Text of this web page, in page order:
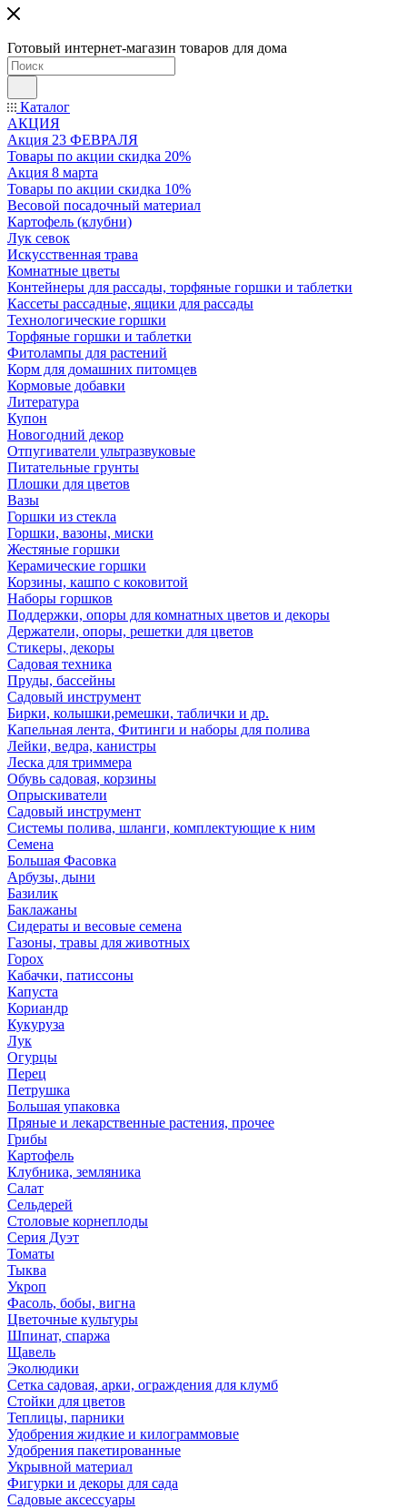
Готовый интернет-магазин товаров для дома
Каталог
АКЦИЯ
Акция 23 ФЕВРАЛЯ
Товары по акции скидка 20%
Акция 8 марта
Товары по акции скидка 10%
Весовой посадочный материал
Картофель (клубни)
Лук севок
Искусственная трава
Комнатные цветы
Контейнеры для рассады, торфяные горшки и таблетки
Кассеты рассадные, ящики для рассады
Технологические горшки
Торфяные горшки и таблетки
Фитолампы для растений
Корм для домашних питомцев
Кормовые добавки
Литература
Купон
Новогодний декор
Отпугиватели ультразвуковые
Питательные грунты
Плошки для цветов
Вазы
Горшки из стекла
Горшки, вазоны, миски
Жестяные горшки
Керамические горшки
Корзины, кашпо с коковитой
Наборы горшков
Поддержки, опоры для комнатных цветов и декоры
Держатели, опоры, решетки для цветов
Стикеры, декоры
Садовая техника
Пруды, бассейны
Садовый инструмент
Бирки, колышки,ремешки, таблички и др.
Капельная лента, Фитинги и наборы для полива
Лейки, ведра, канистры
Леска для триммера
Обувь садовая, корзины
Опрыскиватели
Садовый инструмент
Системы полива, шланги, комплектующие к ним
Семена
Большая Фасовка
Арбузы, дыни
Базилик
Баклажаны
Сидераты и весовые семена
Газоны, травы для животных
Горох
Кабачки, патиссоны
Капуста
Кориандр
Кукуруза
Лук
Огурцы
Перец
Петрушка
Большая упаковка
Пряные и лекарственные растения, прочее
Грибы
Картофель
Клубника, земляника
Салат
Сельдерей
Столовые корнеплоды
Серия Дуэт
Томаты
Тыква
Укроп
Фасоль, бобы, вигна
Цветочные культуры
Шпинат, спаржа
Щавель
Эколюдики
Сетка садовая, арки, ограждения для клумб
Стойки для цветов
Теплицы, парники
Удобрения жидкие и килограммовые
Удобрения пакетированные
Укрывной материал
Фигурки и декоры для сада
Садовые аксессуары